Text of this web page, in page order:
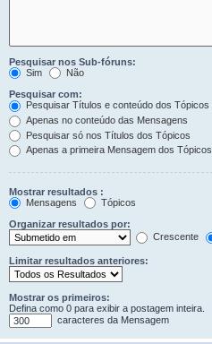
Pesquisar nos Sub-fóruns:
Sim
Não
Pesquisar com:
Pesquisar Títulos e conteúdo dos Tópicos
Apenas no conteúdo das Mensagens
Pesquisar só nos Títulos dos Tópicos
Apenas a primeira Mensagem dos Tópicos
Mostrar resultados :
Mensagens
Tópicos
Organizar resultados por:
Crescente
Limitar resultados anteriores:
Mostrar os primeiros:
Defina como 0 para exibir a postagem inteira.
caracteres da Mensagem